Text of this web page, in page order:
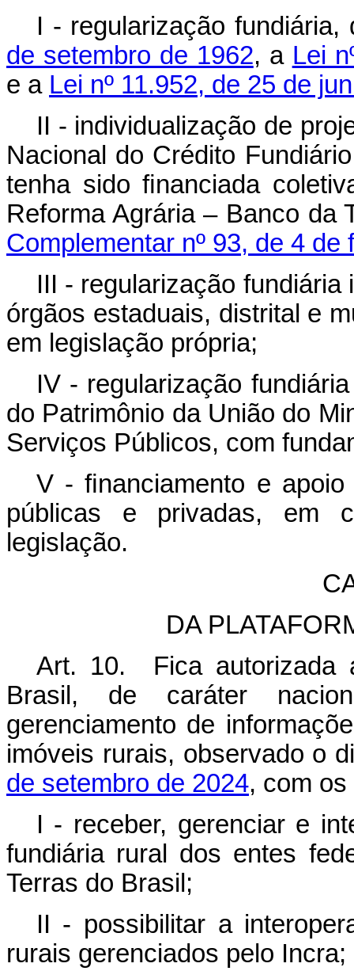
I - regularização
de setembro de 1962, a Lei
e a Lei nº 11.952, de 25 de
II - individualização de
Nacional do Crédito
tenha sido ﬁnanciada
Reforma Agrária – Banco
Complementar nº 93, de 4 de
III - regularização
órgãos estaduais, distrital e
em legislação própria;
IV - regularização
do Patrimônio da União do
Serviços Públicos, com
V - ﬁnanciamento e
públicas e privadas, em
legislação.
DA
Art. 10. Fica autorizada
Brasil, de caráter
gerenciamento de
imóveis rurais, observado o
de setembro de 2024, com
I - receber, gerenciar e
fundiária rural dos entes
Terras do Brasil;
II - possibilitar a
rurais gerenciados pelo Incra;